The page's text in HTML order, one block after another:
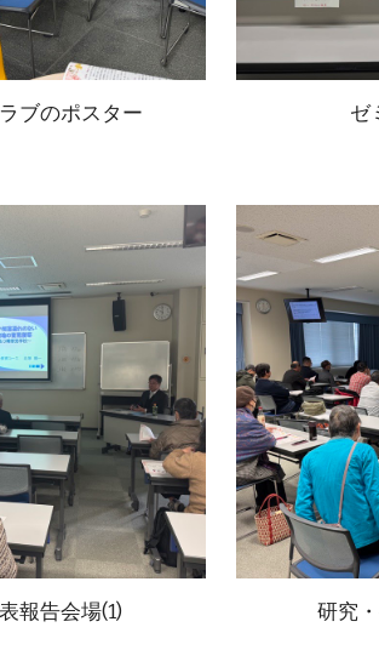
ブのポスター ゼ
報告会場(1) 研究